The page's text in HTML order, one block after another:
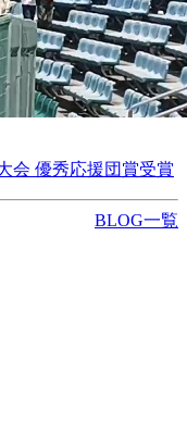
会 優秀応援団賞受賞
BLOG一覧